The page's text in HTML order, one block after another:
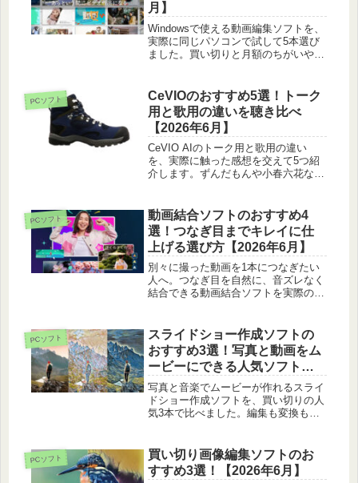
月】
Windowsで使える動画編集ソフトを、
実際に同じパソコンで試して5本選び
ました。買い切りと月額のちがいや、
PCソフト
CeVIOのおすすめ5選！トーク
用と歌用の違いを聴き比べ
【2026年6月】
CeVIO AIのトーク用と歌用の違い
を、実際に触った感想を交えて5つ紹
介します。ずんだもんや小春六花など
PCソフト
動画結合ソフトのおすすめ4
選！つなぎ目までキレイに仕
上げる選び方【2026年6月】
別々に撮った動画を1本につなぎたい
人へ。つなぎ目を自然に、音ズレなく
結合できる動画結合ソフトを実際の体
PCソフト
スライドショー作成ソフトの
おすすめ3選！写真と動画をム
ービーにできる人気ソフト
【2026年6月】
写真と音楽でムービーが作れるスライ
ドショー作成ソフトを、買い切りの人
気3本で比べました。編集も変換もで
PCソフト
買い切り画像編集ソフトのお
すすめ3選！【2026年6月】